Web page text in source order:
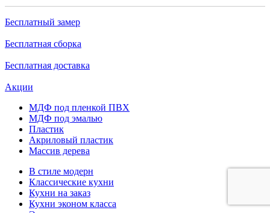
Бесплатный замер
Бесплатная сборка
Бесплатная доставка
Акции
МДФ под пленкой ПВХ
МДФ под эмалью
Пластик
Акриловый пластик
Массив дерева
В стиле модерн
Классические кухни
Кухни на заказ
Кухни эконом класса